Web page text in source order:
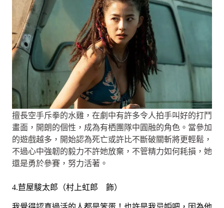
擅長空手斥拳的水雞，在劇中有許多令人拍手叫好的打鬥
畫面，開朗的個性，成為有栖團隊中圓融的角色。當參加
的遊戲越多，開始認為死亡或許比不斷破關斬將更輕鬆，
不過心中強韌的毅力不許她放棄，不管精力如何耗損，她
還是勇於參賽，努力活著。
4.苣屋駿太郎（村上虹郎 飾）